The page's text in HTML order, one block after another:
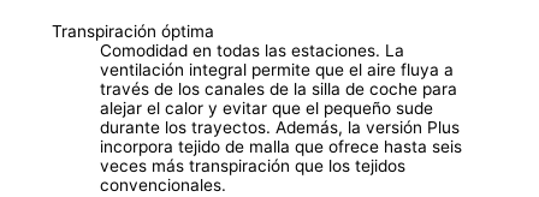
Transpiración óptima
Comodidad en todas las estaciones. La
ventilación integral permite que el aire fluya a
través de los canales de la silla de coche para
alejar el calor y evitar que el pequeño sude
durante los trayectos. Además, la versión Plus
incorpora tejido de malla que ofrece hasta seis
veces más transpiración que los tejidos
convencionales.